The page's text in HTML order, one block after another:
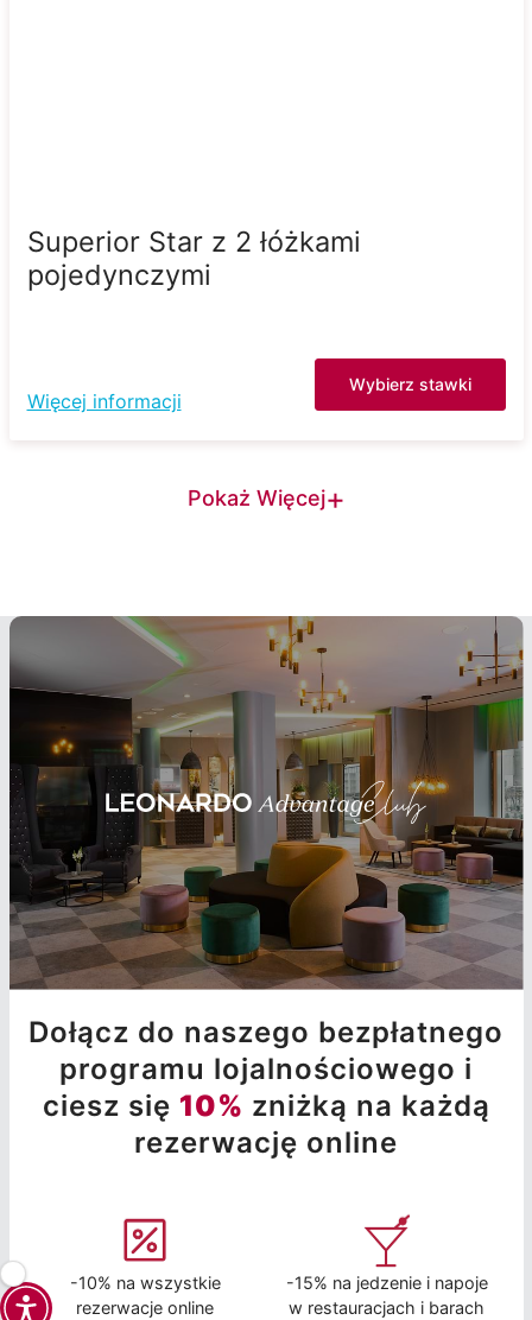
Superior Star z 2 łóżkami
pojedynczymi
Więcej informacji
Wybierz stawki
Pokaż Więcej+
Dołącz do naszego bezpłatnego
programu lojalnościowego i
ciesz się 10% zniżką na każdą
rezerwację online
-10% na wszystkie
rezerwacje online
-15% na jedzenie i napoje
w restauracjach i barach